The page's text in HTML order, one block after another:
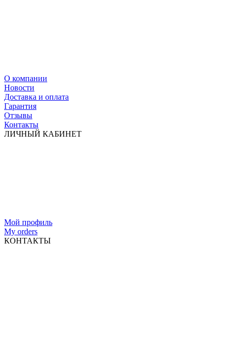
О компании
Новости
Доставка и оплата
Гарантия
Отзывы
Контакты
ЛИЧНЫЙ КАБИНЕТ
Мой профиль
My orders
КОНТАКТЫ